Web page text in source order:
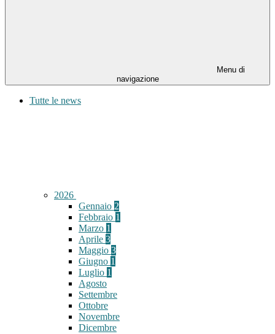
Menu di
navigazione
Tutte le news
2026
Gennaio 2
Febbraio 1
Marzo 1
Aprile 3
Maggio 3
Giugno 1
Luglio 1
Agosto
Settembre
Ottobre
Novembre
Dicembre